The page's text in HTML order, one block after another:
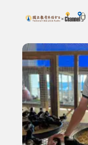
上方功能區塊
搜尋關鍵字：可輸